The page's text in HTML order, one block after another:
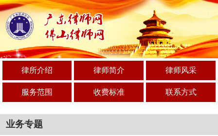
律所介绍 律师简介 律师风采
服务范围 收费标准 联系方式
业务专题